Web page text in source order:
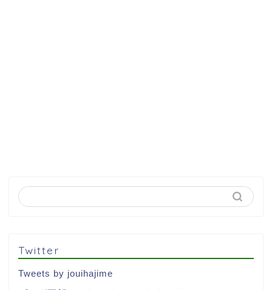
Twitter
Tweets by jouihajime